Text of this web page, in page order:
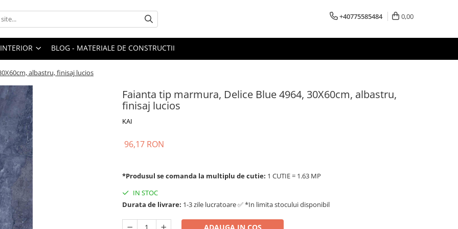
+40775585484 0,00
BLOG - MATERIALE DE CONSTRUCTII
albastru, finisaj lucios
Faianta tip marmura, Delice Blue 4964, 30X60cm, albastru,
finisaj lucios
KAI
96,17 RON
*Produsul se comanda la multiplu de cutie: 1 CUTIE = 1.63 MP
IN STOC
Durata de livrare: 1-3 zile lucratoare ✅ *In limita stocului disponibil